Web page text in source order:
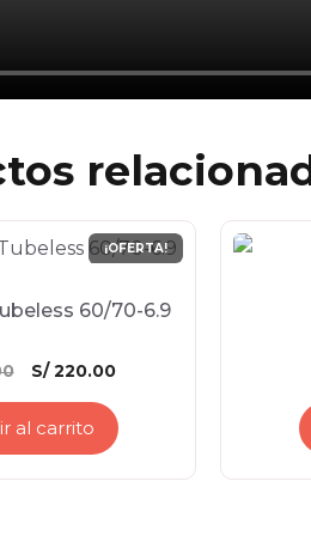
¡OFERTA!
60/70-6.9
El
original
S/220.00El
actual
es:
S/ 220.00.
al carrito